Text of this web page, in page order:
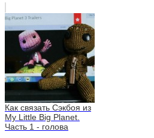
Как связать Сэкбоя из
My Little Big Planet.
Часть 1 - голова